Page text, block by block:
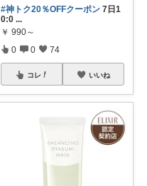
#神トク20％OFFクーポン 7日1
0:0 ...
￥ 990～
0 0 74
コレ いいね